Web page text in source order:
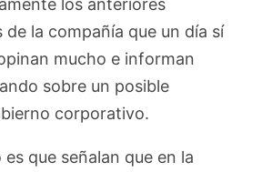
los anteriores
la compañía que un día sí
mucho e informan
sobre un posible
corporativo.
que señalan que en la